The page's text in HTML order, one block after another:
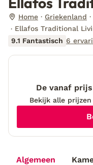
Home Griekenland
Ellafos Traditional
9.1 Fantastisch 6
Algemeen
De vanaf
Bekijk alle